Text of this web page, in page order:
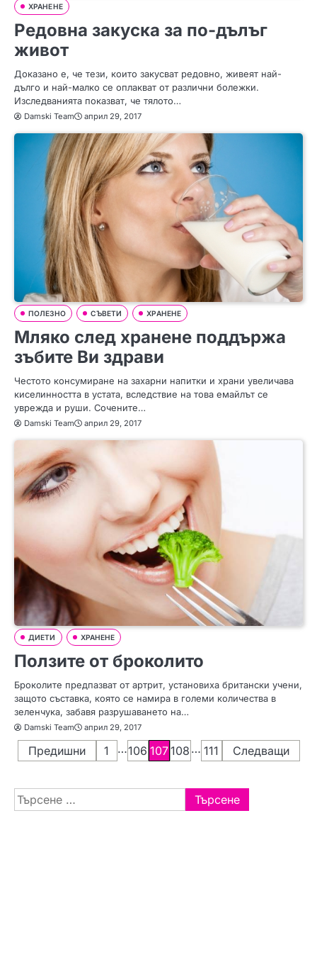
ХРАНЕНЕ
Редовна закуска за по-дълъг
живот
Доказано е, че тези, които закусват редовно, живеят най-
дълго и най-малко се оплакват от различни болежки.
Изследванията показват, че тялото…
Damski Team април 29, 2017
ПОЛЕЗНО СЪВЕТИ ХРАНЕНЕ
Мляко след хранене поддържа
зъбите Ви здрави
Честото консумиране на захарни напитки и храни увеличава
киселинността в устата, вследствие на това емайлът се
уврежда и руши. Сочените…
Damski Team април 29, 2017
ДИЕТИ ХРАНЕНЕ
Ползите от броколито
Броколите предпазват от артрит, установиха британски учени,
защото съставка, която се намира в големи количества в
зеленчука, забавя разрушаването на…
Damski Team април 29, 2017
з
Предишни 1 …106 107108 … 111 Следващи
Търсене
за: